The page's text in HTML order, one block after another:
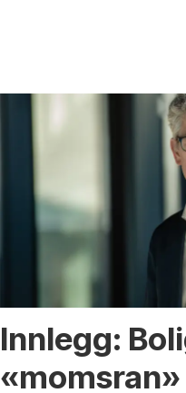
Innlegg: